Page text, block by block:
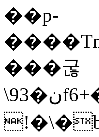
��p-
���굲
\93�نf6+�f��@pX�QM�TM�H�is�Y��KV